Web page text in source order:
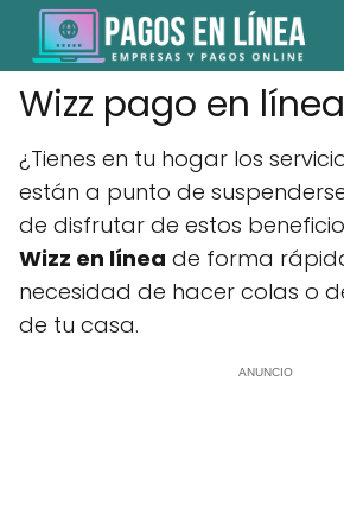
Wizz pago en línea
¿Tienes en tu hogar los
están a punto de
de disfrutar de estos beneficio
Wizz en línea de forma
necesidad de hacer colas o
de tu casa.
ANUNCIO